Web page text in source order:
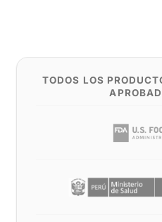
TODOS LOS